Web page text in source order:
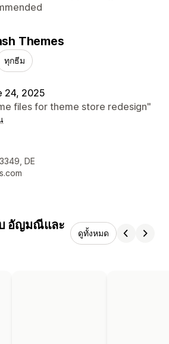
Themes
ทุกธีม
24, 2025
files for theme store redesign"
ออกแบบ
DE
อัญมณีและ
ดูทั้งหมด